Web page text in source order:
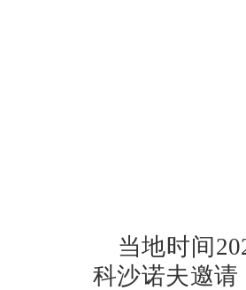
当地时间
科沙诺夫邀